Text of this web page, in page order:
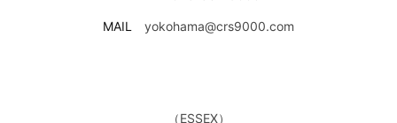
MAIL yokohama@crs9000.com
（ESSEX）